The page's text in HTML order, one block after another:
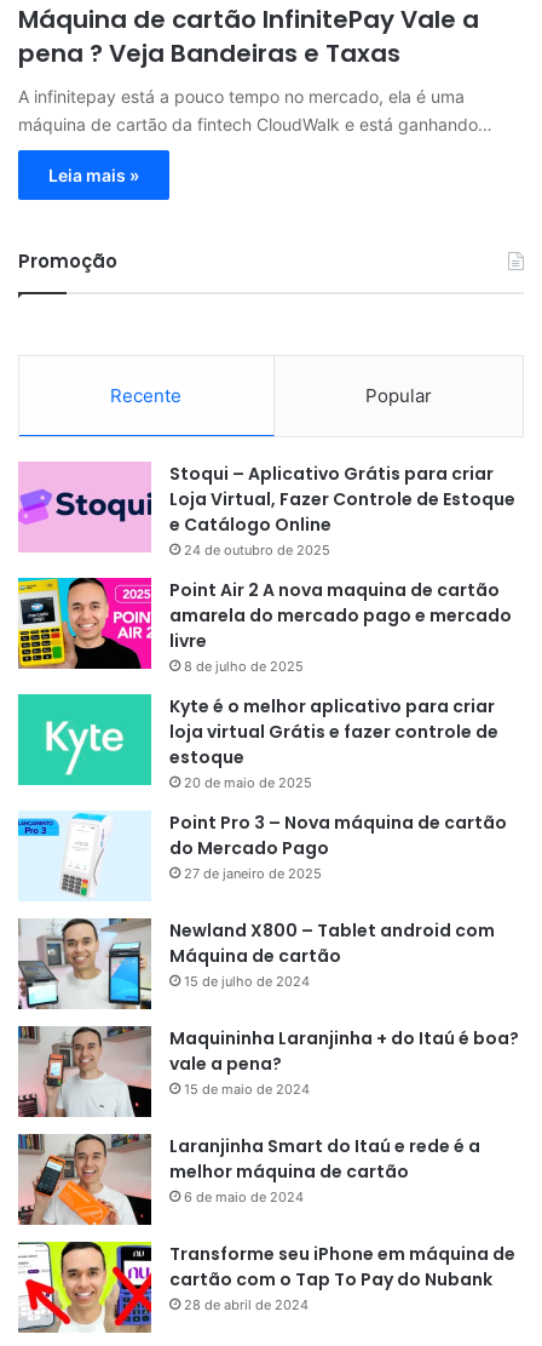
Máquina de cartão InfinitePay Vale a
pena ? Veja Bandeiras e Taxas
A infinitepay está a pouco tempo no mercado, ela é uma
máquina de cartão da fintech CloudWalk e está ganhando…
Leia mais »
Promoção
Recente Popular
Stoqui – Aplicativo Grátis para criar
Loja Virtual, Fazer Controle de Estoque
e Catálogo Online
24 de outubro de 2025
Point Air 2 A nova maquina de cartão
amarela do mercado pago e mercado
livre
8 de julho de 2025
Kyte é o melhor aplicativo para criar
loja virtual Grátis e fazer controle de
estoque
20 de maio de 2025
Point Pro 3 – Nova máquina de cartão
do Mercado Pago
27 de janeiro de 2025
Newland X800 – Tablet android com
Máquina de cartão
15 de julho de 2024
Maquininha Laranjinha + do Itaú é boa?
vale a pena?
15 de maio de 2024
Laranjinha Smart do Itaú e rede é a
melhor máquina de cartão
6 de maio de 2024
Transforme seu iPhone em máquina de
cartão com o Tap To Pay do Nubank
28 de abril de 2024